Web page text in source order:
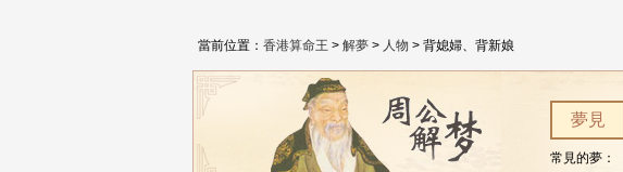
當前位置： 香港算命王 > 解夢 > 人物 > 背媳婦、背新娘
夢見
常見的夢：